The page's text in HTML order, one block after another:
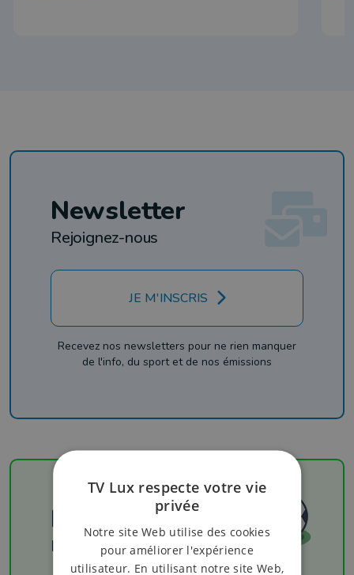
Newsletter
Rejoignez-nous
JE M'INSCRIS
Recevez nos newsletters pour ne rien manquer
de l'info, du sport et de nos émissions
Football
Les résultats
TV Lux respecte votre vie
privée
Notre site Web utilise des cookies
pour améliorer l'expérience
utilisateur. En utilisant notre site Web,